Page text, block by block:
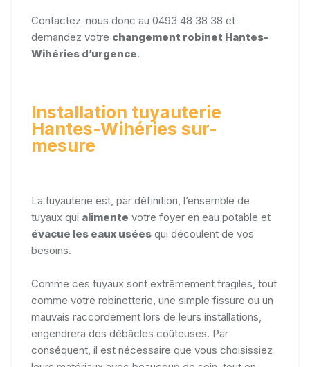
Contactez-nous donc au 0493 48 38 38 et
demandez votre changement robinet Hantes-
Wihéries d’urgence.
Installation tuyauterie
Hantes-Wihéries sur-
mesure
La tuyauterie est, par définition, l’ensemble de
tuyaux qui alimente votre foyer en eau potable et
évacue les eaux usées qui découlent de vos
besoins.
Comme ces tuyaux sont extrêmement fragiles, tout
comme votre robinetterie, une simple fissure ou un
mauvais raccordement lors de leurs installations,
engendrera des débâcles coûteuses. Par
conséquent, il est nécessaire que vous choisissiez